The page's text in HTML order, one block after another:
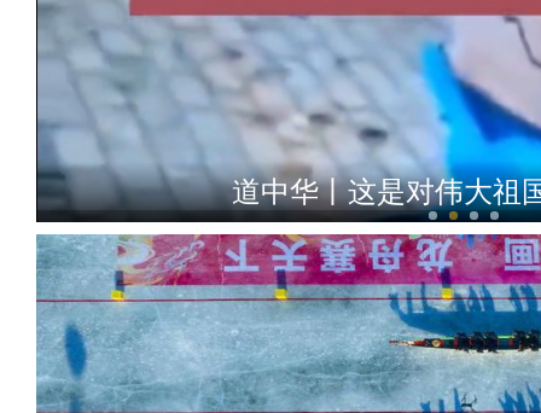
道中华丨这是对伟大祖